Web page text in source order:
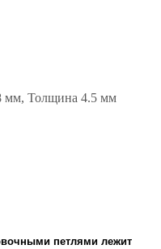
мм, Толщина 4.5 мм
петлями лежит